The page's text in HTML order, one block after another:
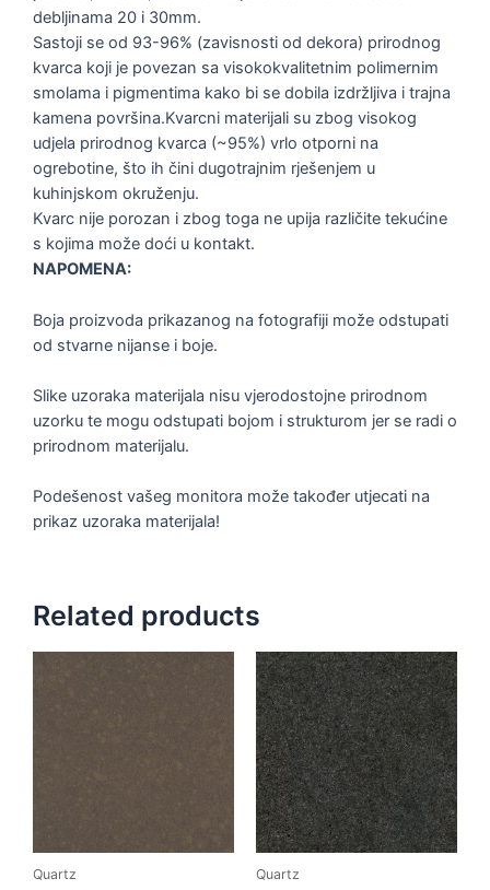
debljinama 20 i 30mm.
Sastoji se od 93-96% (zavisnosti od dekora) prirodnog
kvarca koji je povezan sa visokokvalitetnim polimernim
smolama i pigmentima kako bi se dobila izdržljiva i trajna
kamena površina.Kvarcni materijali su zbog visokog
udjela prirodnog kvarca (~95%) vrlo otporni na
ogrebotine, što ih čini dugotrajnim rješenjem u
kuhinjskom okruženju.
Kvarc nije porozan i zbog toga ne upija različite tekućine
s kojima može doći u kontakt.
NAPOMENA:
Boja proizvoda prikazanog na fotografiji može odstupati
od stvarne nijanse i boje.
Slike uzoraka materijala nisu vjerodostojne prirodnom
uzorku te mogu odstupati bojom i strukturom jer se radi o
prirodnom materijalu.
Podešenost vašeg monitora može također utjecati na
prikaz uzoraka materijala!
Related products
Quartz Quartz